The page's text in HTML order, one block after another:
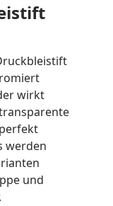
wirkt
werden
und